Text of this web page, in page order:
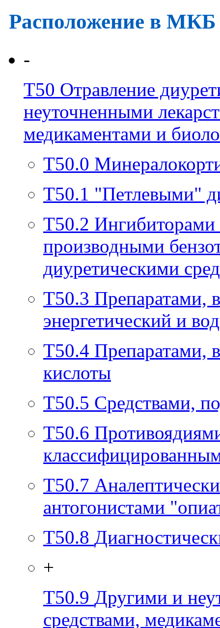
Расположение в
-
T50 Отравление
неуточненными
медикаментами и
T50.0
T50.1 "Петлевыми"
T50.2 Ингибиторами
производными
диуретическими
T50.3 Препаратами,
энергетический и
T50.4 Препаратами,
кислоты
T50.5 Средствами,
T50.6
T50.7
антогонистами
T50.8
+
T50.9 Другими и
средствами,